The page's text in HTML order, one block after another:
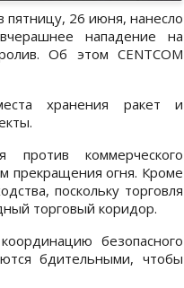
пятницу, 26 июня, нанесло
нападение на
Об этом CENTCOM
хранения ракет и
против коммерческого
прекращения огня. Кроме
поскольку торговля
торговый коридор.
безопасного
бдительными, чтобы